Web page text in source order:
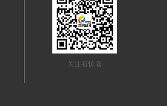
关注有惊喜